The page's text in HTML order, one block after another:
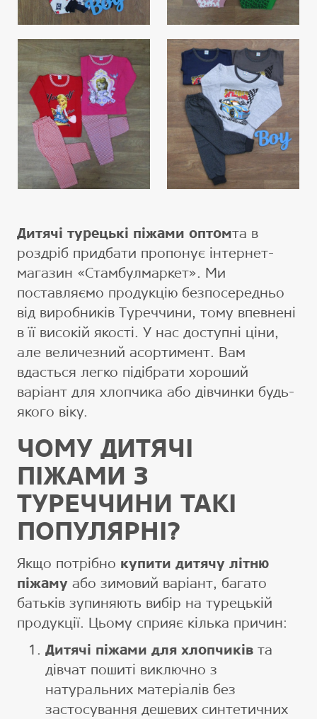
Дитячі турецькі піжами оптомта в
роздріб придбати пропонує інтернет-
магазин «Стамбулмаркет». Ми
поставляємо продукцію безпосередньо
від виробників Туреччини, тому впевнені
в її високій якості. У нас доступні ціни,
але величезний асортимент. Вам
вдасться легко підібрати хороший
варіант для хлопчика або дівчинки будь-
якого віку.
ЧОМУ ДИТЯЧІ
ПІЖАМИ З
ТУРЕЧЧИНИ ТАКІ
ПОПУЛЯРНІ?
Якщо потрібно купити дитячу літню
піжаму або зимовий варіант, багато
батьків зупиняють вибір на турецькій
продукції. Цьому сприяє кілька причин:
Дитячі піжами для хлопчиків та
дівчат пошиті виключно з
натуральних матеріалів без
застосування дешевих синтетичних